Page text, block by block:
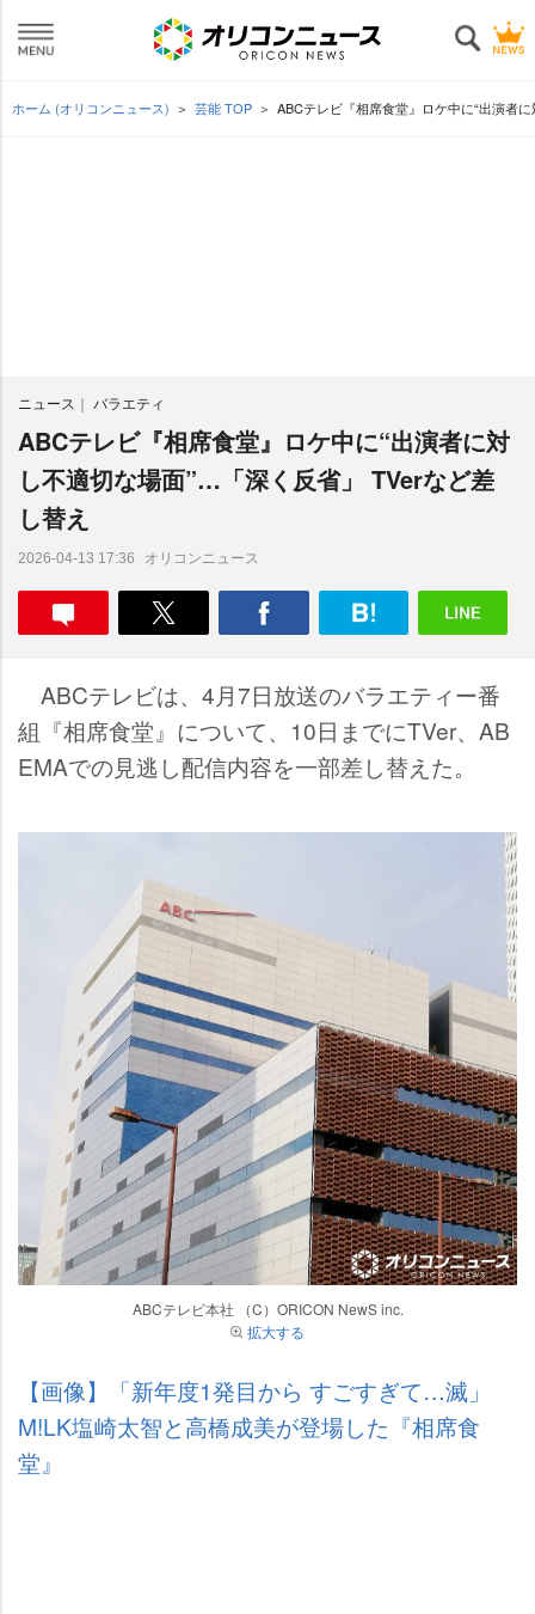
ホーム (オリコンニュース) 芸能 TOP ABCテレビ『相席食堂』ロケ中に“出演者
ニュース バラエティ
ABCテレビ『相席食堂』ロケ中に“出演者に対
し不適切な場面”…「深く反省」 TVerなど差
し替え
2026-04-13 17:36 オリコンニュース
ABCテレビは、4月7日放送のバラエティー番
組『相席食堂』について、10日までにTVer、AB
EMAでの見逃し配信内容を一部差し替えた。
ABCテレビ本社 （C）ORICON NewS inc.
拡大する
【画像】「新年度1発目から すごすぎて…滅」
M!LK塩崎太智と高橋成美が登場した『相席食
堂』